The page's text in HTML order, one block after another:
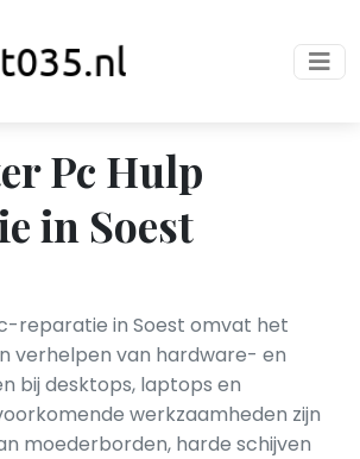
Pc Hulp
in Soest
reparatie in Soest omvat het
verhelpen van hardware- en
bij desktops, laptops en
werkzaamheden zijn
moederborden, harde schijven